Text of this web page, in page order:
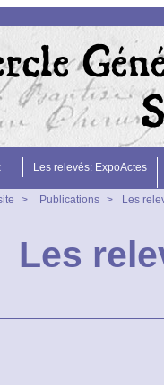
Les relevés: ExpoActes
> Publications > Les
Les